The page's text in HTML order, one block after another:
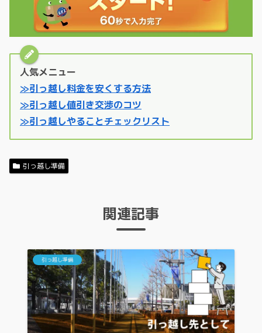
人気メニュー
≫引っ越し料金を安くする方法
≫引っ越し値引き交渉のコツ
≫引っ越しやることチェックリスト
引っ越し準備
関連記事
引っ越し準備